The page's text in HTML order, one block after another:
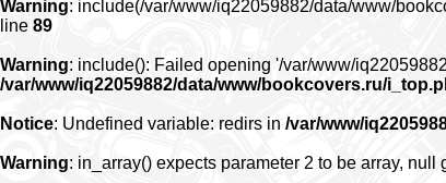
Warning: include(/var/www/iq22059882/data/www/
line 89
Warning: include(): Failed opening '/var/www/
/var/www/iq22059882/data/www/bookcovers.ru/
Notice: Undefined variable: redirs in /var/www/
Warning: in_array() expects parameter 2 to be array, null